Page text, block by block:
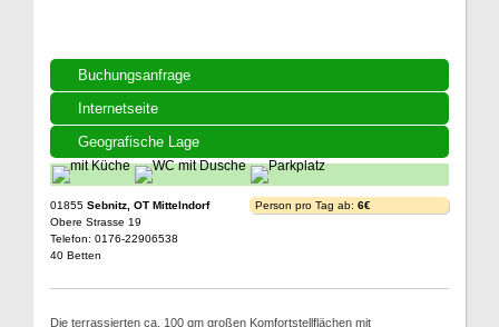
Buchungsanfrage
Internetseite
Geografische Lage
01855 Sebnitz, OT Mittelndorf
Obere Strasse 19
Telefon: 0176-22906538
40 Betten
Person pro Tag ab: 6€
Die terrassierten ca. 100 qm großen Komfortstellflächen mit